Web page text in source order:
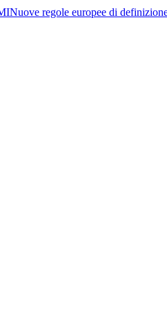
Nuove regole europee di